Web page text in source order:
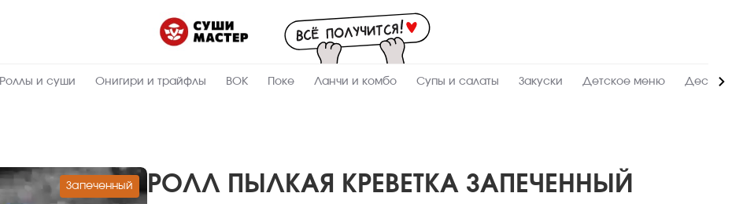
Роллы и суши Онигири и трайфлы ВОК Поке Ланчи и комбо Супы и салаты Закуски Детское меню
Запеченный Запеченный
РОЛЛ ПЫЛКАЯ КРЕВЕТКА ЗАПЕЧЕННЫЙ
Пищевая
240 Вес, г
275 Ккал